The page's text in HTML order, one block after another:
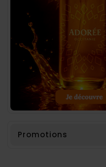
Promotions